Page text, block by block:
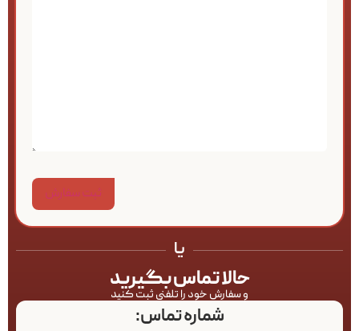
یا
حالا تماس بگیرید
و سفارش خود را تلفنی ثبت کنید
شماره تماس: